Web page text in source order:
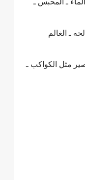
ـ المحبس ـ
ـ الغالم
مثل الكواكب ـ